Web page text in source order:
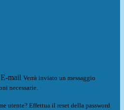
E-mail Verrà inviato un messaggio
necessarie.
utente? Effettua il reset della password